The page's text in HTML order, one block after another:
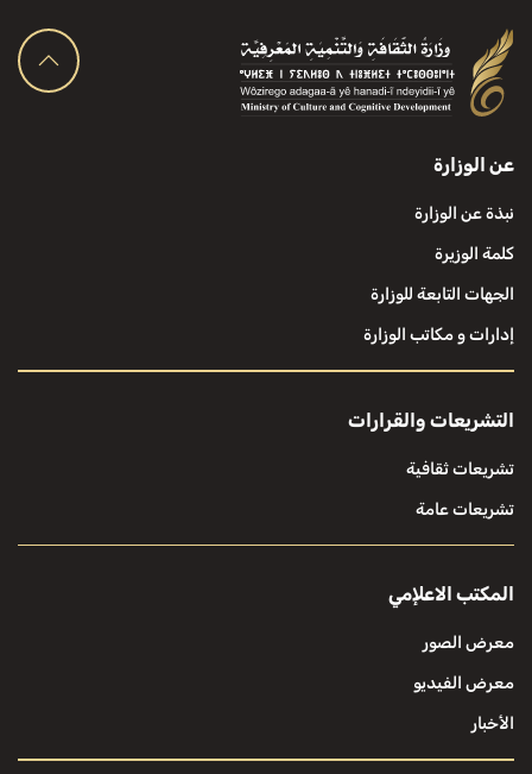
عن الوزارة
نبذة عن الوزارة
كلمة الوزيرة
الجهات التابعة للوزارة
إدارات و مكاتب الوزارة
التشريعات والقرارات
تشريعات ثقافية
تشريعات عامة
المكتب الاعلإمي
معرض الصور
معرض الفيديو
الأخبار